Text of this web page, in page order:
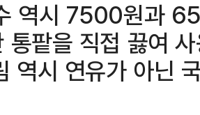
역시 7500원과
통팥을 직접 끓여
역시 연유가 아닌